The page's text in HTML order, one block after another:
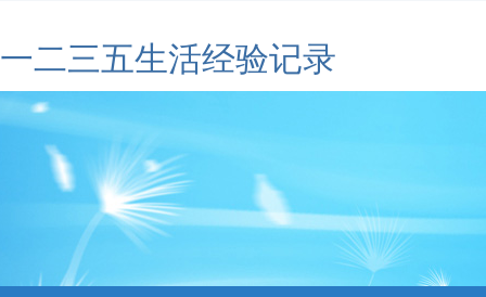
一二三五生活经验记录